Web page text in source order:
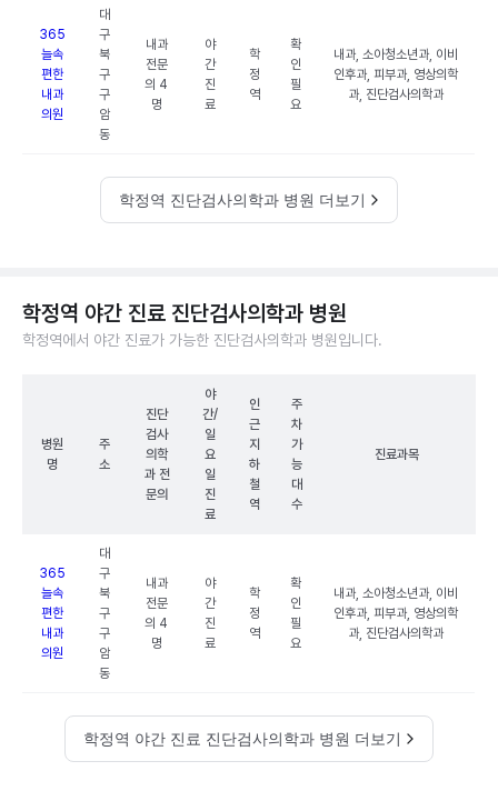
365
늘속
편한
내과
의원
대
구
북
구
구
암
동
내과
전문
의 4
명
야
간
진
료
학
정
역
확
인
필
요
내과, 소아청소년과, 이비
인후과, 피부과, 영상의학
과, 진단검사의학과
학정역 진단검사의학과 병원 더보기
학정역 야간 진료 진단검사의학과 병원
학정역에서 야간 진료가 가능한 진단검사의학과 병원입니다.
병원
명
주
소
진단
검사
의학
과 전
문의
야
간/
일
요
일
진
료
인
근
지
하
철
역
주
차
가
능
대
수
진료과목
365
늘속
편한
내과
의원
대
구
북
구
구
암
동
내과
전문
의 4
명
야
간
진
료
학
정
역
확
인
필
요
내과, 소아청소년과, 이비
인후과, 피부과, 영상의학
과, 진단검사의학과
학정역 야간 진료 진단검사의학과 병원 더보기